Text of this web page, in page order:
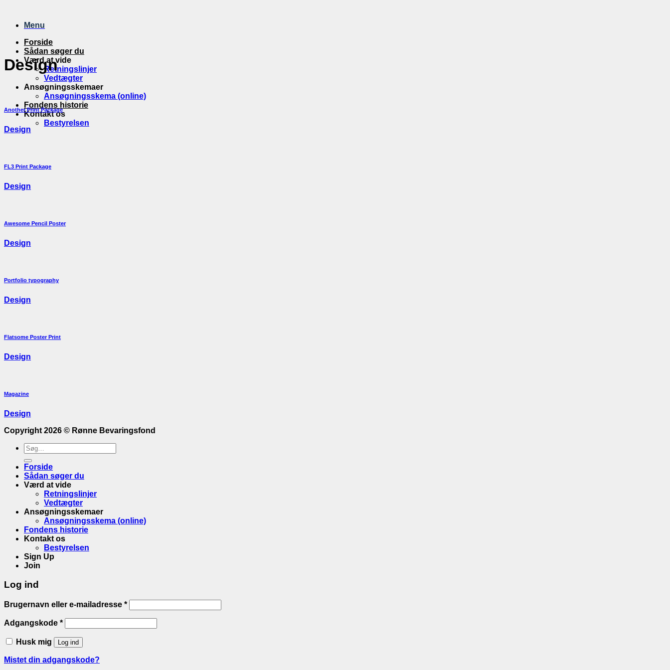
indholdMenu
Forside
Sådan søger du
Værd at vide
Retningslinjer
Vedtægter
Ansøgningsskemaer
Ansøgningsskema (online)
Fondens historie
Kontakt os
Bestyrelsen
Design
Another Print Package
Design
FL3 Print Package
Design
Awesome Pencil Poster
Design
Portfolio typography
Design
Flatsome Poster Print
Design
Magazine
Design
Copyright 2026 © Rønne Bevaringsfond
Søge
efter:
Forside
Sådan søger du
Værd at vide
Retningslinjer
Vedtægter
Ansøgningsskemaer
Ansøgningsskema (online)
Fondens historie
Kontakt os
Bestyrelsen
Sign Up
Join
Log ind
Brugernavn eller e-mailadresse *
Adgangskode *
Husk mig Log ind
Mistet din adgangskode?